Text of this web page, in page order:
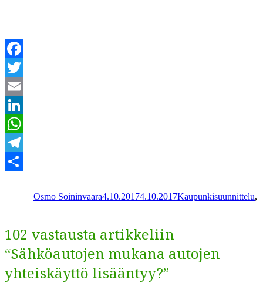
Facebook
Twitter
Email
LinkedIn
WhatsApp
Telegram
Osmo Soininvaara4.10.20174.10.2017Kaupunkisuunnittelu,
102 vastausta artikkeliin
“Sähköautojen mukana autojen
yhteiskäyttö lisääntyy?”